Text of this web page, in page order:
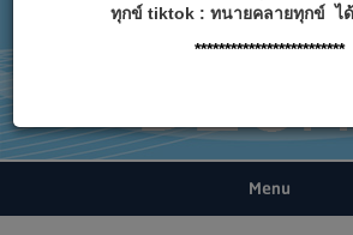
Menu
ทุกข์ tiktok : ทนายคลายทุกข์ ไ
*************************